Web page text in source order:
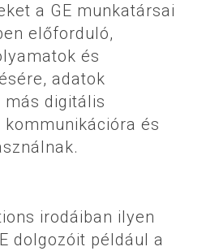
a GE munkatársai
előforduló,
és
adatok
digitális
és
irodáiban ilyen
dolgozóit például a